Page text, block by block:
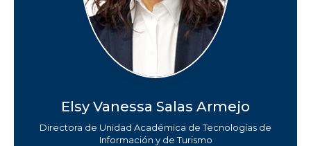
Edson Vasquez
José Pardo
j.pardo.linares@isur.edu.p
Elvis Cáceres
Villanueva
ecaceres@isur.edu.pe
Elsy Vanessa Salas Armejo
Directora de Unidad Académica de Tecnologías de
Información y de Turismo